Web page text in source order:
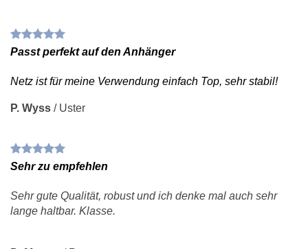
Passt perfekt auf den Anhänger
Netz ist für meine Verwendung einfach Top, sehr stabil!
P. Wyss / Uster
Sehr zu empfehlen
Sehr gute Qualität, robust und ich denke mal auch sehr
lange haltbar. Klasse.